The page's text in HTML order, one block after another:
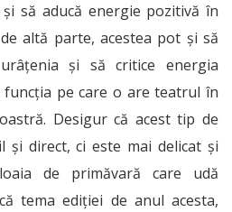
să aducă energie pozitivă în
altă parte, acestea pot și să
și să critice energia
funcția pe care o are teatrul în
Desigur că acest tip de
și direct, ci este mai delicat și
de primăvară care udă
tema ediției de anul acesta,